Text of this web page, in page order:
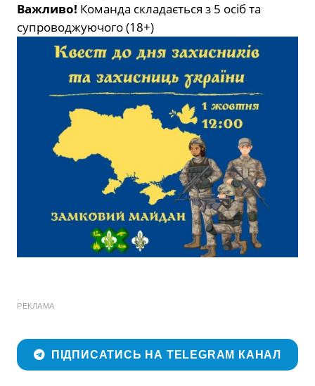
Важливо! Команда складається з 5 осіб та
супроводжуючого (18+)
РЕКЛАМА
ПІДПИСАТИСЬ НА TELEGRAM КАНАЛ